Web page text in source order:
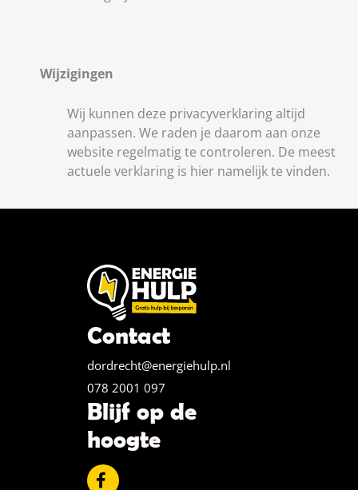
Wijzigingen
Wij kunnen deze privacyverklaring altijd
aanpassen. We raden je daarom aan onze
website regelmatig te controleren. De meest
actuele verklaring is hier namelijk te vinden.
Contact
dordrecht@energiehulp.nl
078 2001 097
Blijf op de
hoogte